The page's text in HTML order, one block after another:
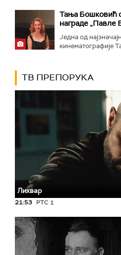
Тања Бошковић
награде „Павле
Једна од
кинематографије
ТВ ПРЕПОРУКА
Лихвар
21:53 РТС 1